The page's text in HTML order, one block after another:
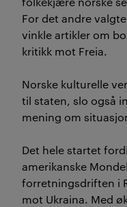
For det andrevalgte
vinkleartikler om
kritikk mot Freia.
Norske kulturelle
til staten, slo også
mening om
Det hele startet
amerikanske
forretningsdriften i
mot Ukraina. Med